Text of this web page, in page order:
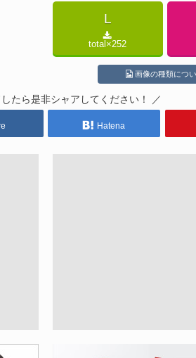
L
total×252
画像の種類につ
たら是非シャアしてください！ ／
Hatena